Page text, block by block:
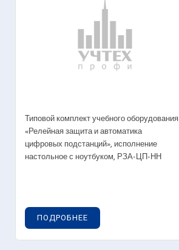
Типовой комплект учебного оборудования
«Релейная защита и автоматика
цифровых подстанций», исполнение
настольное с ноутбуком, РЗА-ЦП-НН
ПОДРОБНЕЕ